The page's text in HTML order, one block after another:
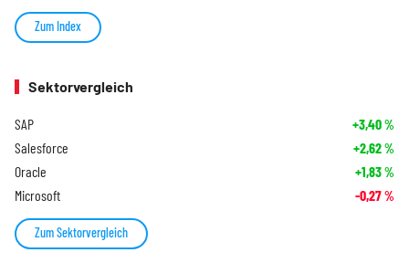
Zum Index
Sektorvergleich
SAP +3,40%
Salesforce +2,62%
Oracle +1,83%
Microsoft -0,27%
Zum Sektorvergleich